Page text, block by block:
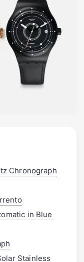
Chronograph
in Blue
Stainless